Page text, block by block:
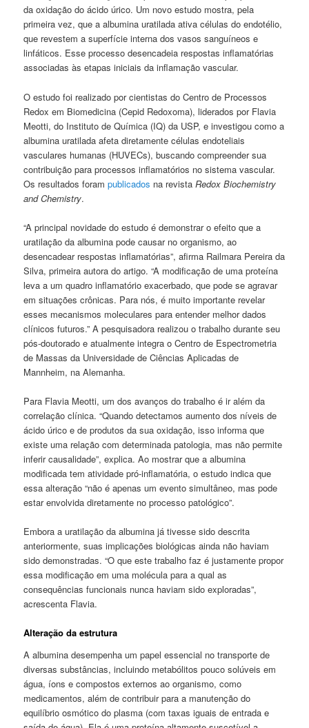
da oxidação do ácido úrico. Um novo estudo mostra, pela
primeira vez, que a albumina uratilada ativa células do endotélio,
que revestem a superfície interna dos vasos sanguíneos e
linfáticos. Esse processo desencadeia respostas inflamatórias
associadas às etapas iniciais da inflamação vascular.
O estudo foi realizado por cientistas do Centro de Processos
Redox em Biomedicina (Cepid Redoxoma), liderados por Flavia
Meotti, do Instituto de Química (IQ) da USP, e investigou como a
albumina uratilada afeta diretamente células endoteliais
vasculares humanas (HUVECs), buscando compreender sua
contribuição para processos inflamatórios no sistema vascular.
Os resultados forampublicados na revistaRedox Biochemistry
and Chemistry.
“A principal novidade do estudo é demonstrar o efeito que a
uratilação da albumina pode causar no organismo, ao
desencadear respostas inflamatórias”, afirma Railmara Pereira da
Silva, primeira autora do artigo. “A modificação de uma proteína
leva a um quadro inflamatório exacerbado, que pode se agravar
em situações crônicas. Para nós, é muito importante revelar
esses mecanismos moleculares para entender melhor dados
clínicos futuros.” A pesquisadora realizou o trabalho durante seu
pós-doutorado e atualmente integra o Centro de Espectrometria
de Massas da Universidade de Ciências Aplicadas de
Mannheim, na Alemanha.
Para Flavia Meotti, um dos avanços do trabalho é ir além da
correlação clínica. “Quando detectamos aumento dos níveis de
ácido úrico e de produtos da sua oxidação, isso informa que
existe uma relação com determinada patologia, mas não permite
inferir causalidade”, explica. Ao mostrar que a albumina
modificada tem atividade pró-inflamatória, o estudo indica que
essa alteração “não é apenas um evento simultâneo, mas pode
estar envolvida diretamente no processo patológico”.
Embora a uratilação da albumina já tivesse sido descrita
anteriormente, suas implicações biológicas ainda não haviam
sido demonstradas. “O que este trabalho faz é justamente propor
essa modificação em uma molécula para a qual as
consequências funcionais nunca haviam sido exploradas”,
acrescenta Flavia.
Alteração da estrutura
A albumina desempenha um papel essencial no transporte de
diversas substâncias, incluindo metabólitos pouco solúveis em
água, íons e compostos externos ao organismo, como
medicamentos, além de contribuir para a manutenção do
equilíbrio osmótico do plasma (com taxas iguais de entrada e